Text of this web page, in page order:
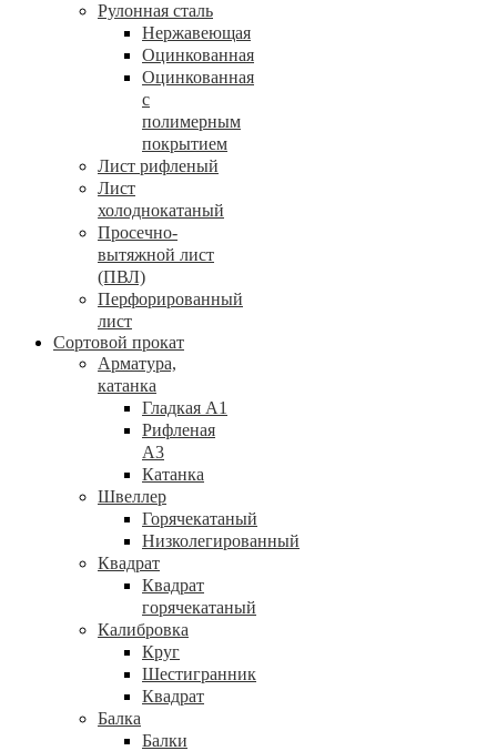
Рулонная сталь
Нержавеющая
Оцинкованная
Оцинкованная
с
полимерным
покрытием
Лист рифленый
Лист
холоднокатаный
Просечно-
вытяжной лист
(ПВЛ)
Перфорированный
лист
Сортовой прокат
Арматура,
катанка
Гладкая А1
Рифленая
А3
Катанка
Швеллер
Горячекатаный
Низколегированный
Квадрат
Квадрат
горячекатаный
Калибровка
Круг
Шестигранник
Квадрат
Балка
Балки